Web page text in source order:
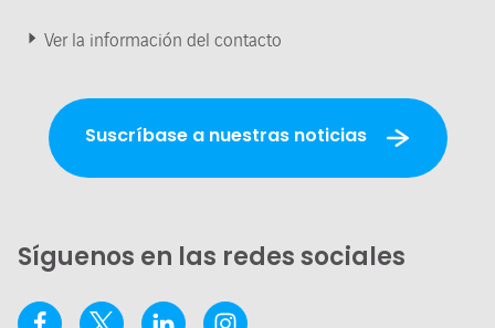
Ver la información del contacto
Suscríbase a nuestras noticias
Síguenos en las redes sociales